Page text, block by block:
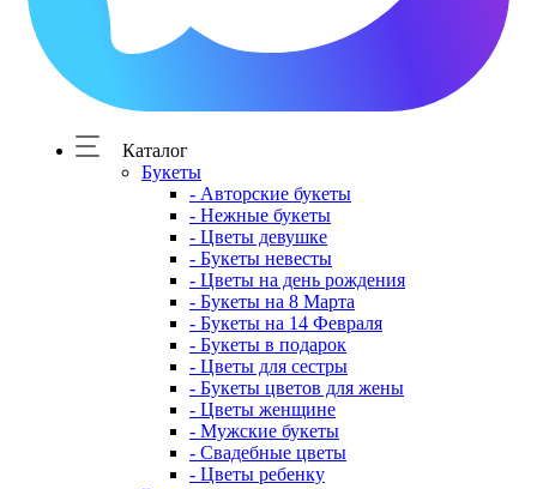
Каталог
Букеты
- Авторские букеты
- Нежные букеты
- Цветы девушке
- Букеты невесты
- Цветы на день рождения
- Букеты на 8 Марта
- Букеты на 14 Февраля
- Букеты в подарок
- Цветы для сестры
- Букеты цветов для жены
- Цветы женщине
- Мужские букеты
- Свадебные цветы
- Цветы ребенку